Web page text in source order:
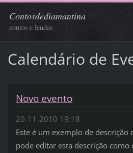
Contosdediamantina
contos e lendas
Calendário de
Novo evento
20-11-2010 19:18
Este é um exemplo de descrição
pode editar esta descrição